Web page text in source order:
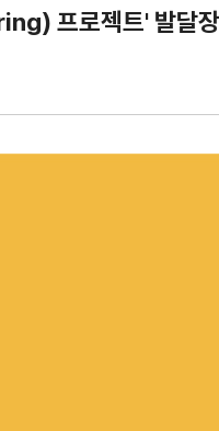
프로젝트' 발달